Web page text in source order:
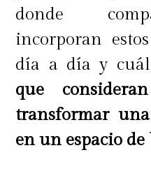
donde
incorporan
día a día y
que
transformar
en un espacio de